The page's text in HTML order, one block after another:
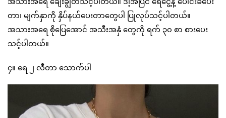
တာ၊ မျက်နှာကို နှိပ်နယ်ပေးတာတွေပါ ပြုလုပ်သင့်ပါတယ်။
အသားအရေ စိုပြေအောင် အသီးအနှံ တွေကို ရက် ၃၀ စာ စားပေး
သင့်ပါတယ်။
၄။ ရေ ၂ လီတာ သောက်ပါ